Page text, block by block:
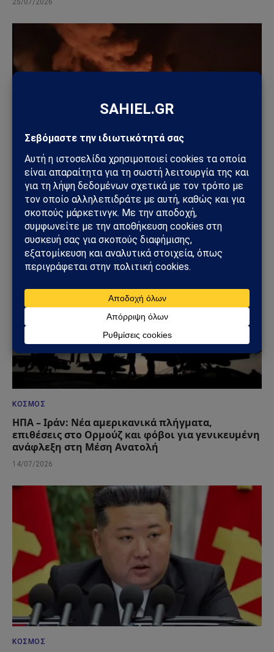
25/07/2026
Ουκρανικά drones έπληξαν τη Wildberries: Στόχος
η «καρδιά» της ρωσικής εφοδιαστικής αλυσίδας
18/07/2026
ΚΌΣΜΟΣ
ΗΠΑ – Ιράν: Νέα αμερικανικά πλήγματα,
επιθέσεις στο Ορμούζ και φόβοι για γενικευμένη
ανάφλεξη στη Μέση Ανατολή
14/07/2026
ΚΌΣΜΟΣ